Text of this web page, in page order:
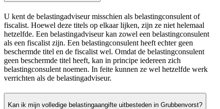
U kent de belastingadviseur misschien als belastingconsulent of
fiscalist. Hoewel deze titels op elkaar lijken, zijn ze niet helemaal
hetzelfde. Een belastingadviseur kan zowel een belastingconsulent
als een fiscalist zijn. Een belastingconsulent heeft echter geen
beschermde titel en de fiscalist wel. Omdat de belastingconsulent
geen beschermde titel heeft, kan in principe iedereen zich
belastingconsulent noemen. In feite kunnen ze wel hetzelfde werk
verrichten als de belastingadviseur.
Kan ik mijn volledige belastingaangifte uitbesteden in Grubbenvorst?